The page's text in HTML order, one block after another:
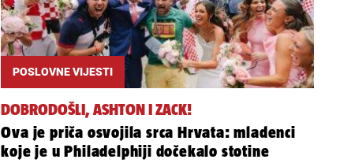
POSLOVNE VIJESTI
DOBRODOŠLI, ASHTON I ZACK!
Ova je priča osvojila srca Hrvata: mladenci
koje je u Philadelphiji dočekalo stotine